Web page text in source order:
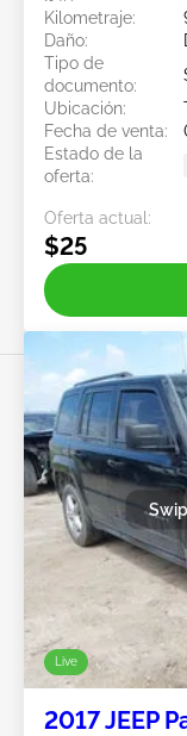
Kilometraje:
Daño:
Tipo de
documento:
Ubicación:
Fecha de venta:
Estado de la
oferta:
Oferta actual:
$25
Live
2017 JEEP